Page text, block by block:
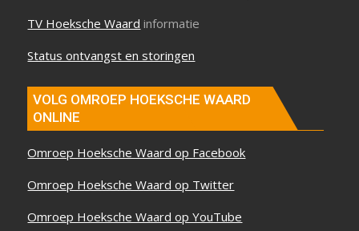
TV Hoeksche Waard informatie
Status ontvangst en storingen
VOLG OMROEP HOEKSCHE WAARD
ONLINE
Omroep Hoeksche Waard op Facebook
Omroep Hoeksche Waard op Twitter
Omroep Hoeksche Waard op YouTube